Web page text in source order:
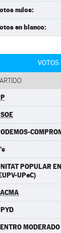
nulos:
en blanco:
VOTOS
POPULAR
UPeC)
MODERADO